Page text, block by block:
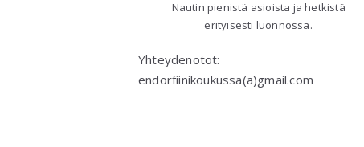
Nautin pienistä asioista ja hetkistä
erityisesti luonnossa.
Yhteydenotot:
endorfiinikoukussa(a)gmail.com